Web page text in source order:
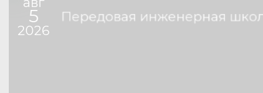
5
2026
Передовая инженерная